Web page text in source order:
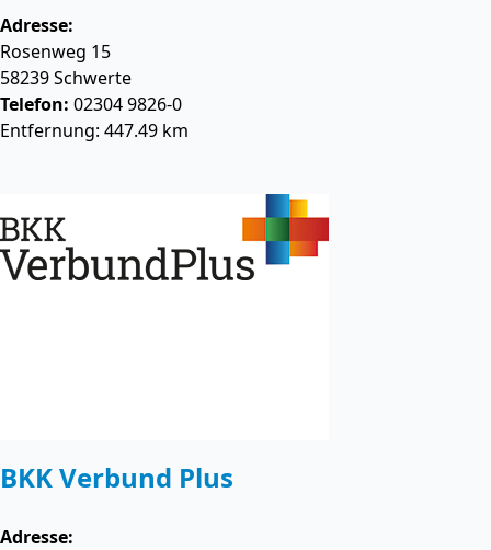
Adresse:
Rosenweg 15
58239Schwerte
Telefon: 02304 9826-0
Entfernung: 447.49 km
BKK Verbund Plus
Adresse: